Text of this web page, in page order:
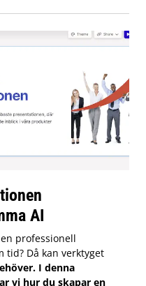
AI
professionell
Då kan verktyget
I denna
vi hur du skapar en